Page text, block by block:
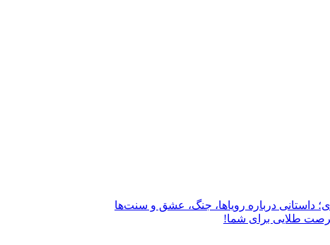
داستانی درباره رویاها، جنگ، عشق و سنت‌ها
فرصت طلایی برای شما!